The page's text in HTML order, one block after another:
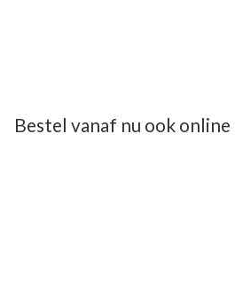
Bestel vanaf nu ook online